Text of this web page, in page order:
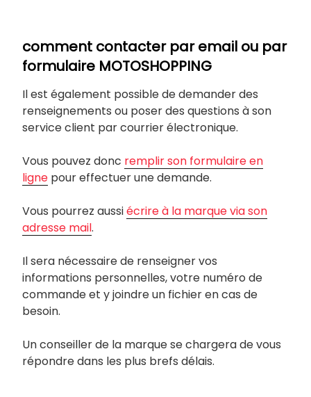
comment contacter par email ou par
formulaire MOTOSHOPPING
Il est également possible de demander des
renseignements ou poser des questions à son
service client par courrier électronique.
Vous pouvez donc remplir son formulaire en
ligne pour effectuer une demande.
Vous pourrez aussiécrire à la marque via son
adresse mail.
Il sera nécessaire de renseigner vos
informations personnelles, votre numéro de
commande et y joindre un fichier en cas de
besoin.
Un conseiller de la marque se chargera de vous
répondre dans les plus brefs délais.